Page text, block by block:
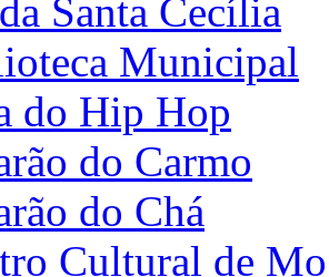
Santa Cecília
Municipal
do Hip Hop
do Carmo
do Chá
Cultural de